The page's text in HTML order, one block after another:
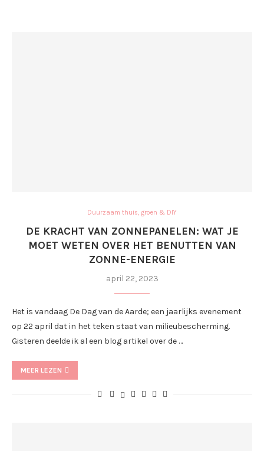
Duurzaam thuis, groen & DIY
DE KRACHT VAN ZONNEPANELEN: WAT JE
MOET WETEN OVER HET BENUTTEN VAN
ZONNE-ENERGIE
april 22, 2023
Het is vandaag De Dag van de Aarde; een jaarlijks evenement
op 22 april dat in het teken staat van milieubescherming.
Gisteren deelde ik al een blog artikel over de …
MEER LEZEN